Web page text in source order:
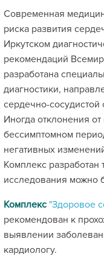
Современная
риска развития
Иркутском
рекомендаций
разработана
диагностики,
сердечно-сосудистой
Иногда отклонения
бессимптомном
негативных
Комплекс разработан
исследования можно
Комплекс "Здоровое
рекомендован к
выявлении
кардиологу.